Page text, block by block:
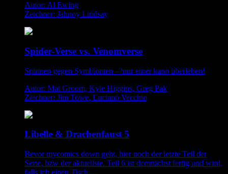
Autor: Al Ewing
Zeichner: Jahnoy Lindsay
Spider-Verse vs. Venomverse
Spinnen gegen Symbionten –?nur einer kann überleben!
Autor: Mat Groom, Kyle Higgins, Greg Pak
Zeichner: Jim Towe, Luciano Vecchio
Libelle & Drachenfaust 5
Bevor mycomics down geht, hier noch der letzte Teil der
Serie, bzw der aktuellste. Teil 6 ist demnächst fertig und wird,
falls ich einen Tisch...